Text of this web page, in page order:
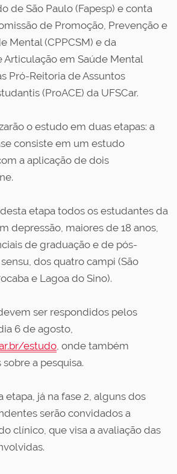
de São Paulo (Fapesp) e conta
de Promoção, Prevenção e
Mental (CPPCSM) e da
Articulação em Saúde Mental
Pró-Reitoria de Assuntos
(ProACE) da UFSCar.
o estudo em duas etapas: a
consiste em um estudo
a aplicação de dois
etapa todos os estudantes da
depressão, maiores de 18 anos,
de graduação e de pós-
dos quatro campi (São
e Lagoa do Sino).
ser respondidos pelos
6 de agosto,
estudo, onde também
a pesquisa.
etapa, já na fase 2, alguns dos
serão convidados a
clínico, que visa a avaliação das